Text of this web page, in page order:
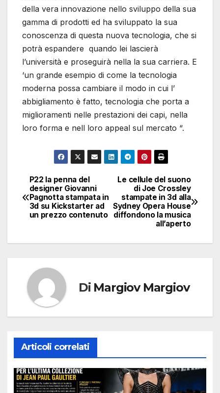
della vera innovazione nello sviluppo della sua
gamma di prodotti ed ha sviluppato la sua
conoscenza di questa nuova tecnologia, che si
potrà espandere quando lei lascierà
l’università e proseguirà nella la sua carriera. E
‘un grande esempio di come la tecnologia
moderna possa cambiare il modo in cui l’
abbigliamento è fatto, tecnologia che porta a
miglioramenti nelle prestazioni dei capi, nella
loro forma e nell loro appeal sul mercato “.
Navigazione
articoli
Le cellule del suono
di Joe Crossley
stampate in 3d alla
Sydney Opera House
diffondono la musica
all’aperto
P22 la penna del
designer Giovanni
Pagnotta stampata in
3d su Kickstarter ad
un prezzo contenuto
Di Margiov Margiov
Articoli correlati